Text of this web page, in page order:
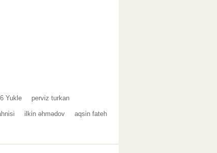
Yukle perviz turkan
ilkin əhmədov aqsin fateh